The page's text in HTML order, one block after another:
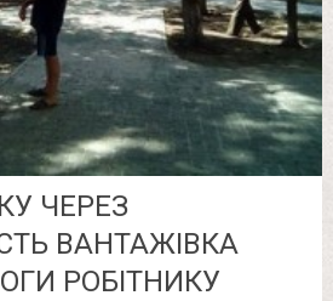
ЧЕРЕЗ
ВАНТАЖІВКА
РОБІТНИКУ